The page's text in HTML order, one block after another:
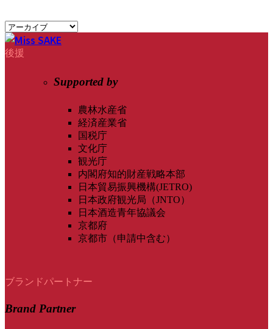
後援
Supported by
農林水産省
経済産業省
国税庁
文化庁
観光庁
内閣府知的財産戦略本部
日本貿易振興機構(JETRO)
日本政府観光局（JNTO）
日本酒造青年協議会
京都府
京都市（申請中含む）
ブランドパートナー
Brand Partner